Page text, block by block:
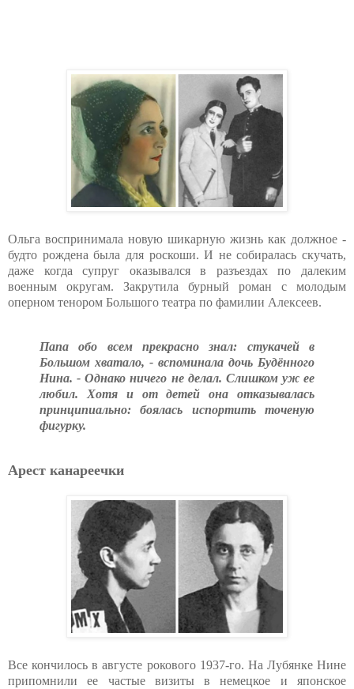
Ольга воспринимала новую шикарную жизнь как должное -
будто рождена была для роскоши. И не собиралась скучать,
даже когда супруг оказывался в разъездах по далеким
военным округам. Закрутила бурный роман с молодым
оперном тенором Большого театра по фамилии Алексеев.
Папа обо всем прекрасно знал: стукачей в
Большом хватало, - вспоминала дочь Будённого
Нина. - Однако ничего не делал. Слишком уж ее
любил. Хотя и от детей она отказывалась
принципиально: боялась испортить точеную
фигурку.
Арест канареечки
Все кончилось в августе рокового 1937-го. На Лубянке Нине
припомнили ее частые визиты в немецкое и японское